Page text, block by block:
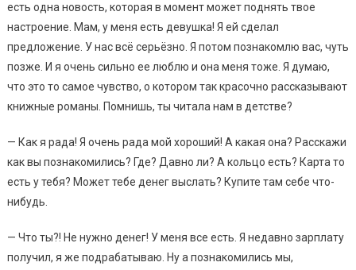
есть одна новость, которая в момент может поднять твое
настроение. Мам, у меня есть девушка! Я ей сделал
предложение. У нас всё серьёзно. Я потом познакомлю вас, чуть
позже. И я очень сильно ее люблю и она меня тоже. Я думаю,
что это то самое чувство, о котором так красочно рассказывают
книжные романы. Помнишь, ты читала нам в детстве?
— Как я рада! Я очень рада мой хороший! А какая она? Расскажи
как вы познакомились? Где? Давно ли? А кольцо есть? Карта то
есть у тебя? Может тебе денег выслать? Купите там себе что-
нибудь.
— Что ты?! Не нужно денег! У меня все есть. Я недавно зарплату
получил, я же подрабатываю. Ну а познакомились мы,